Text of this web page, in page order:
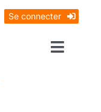
Se connecter
Toggle